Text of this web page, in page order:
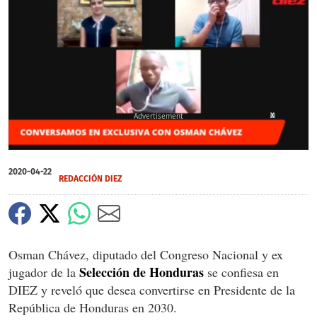
of
2
52
seconds
X
2020-04-22
REDACCIÓN DIEZ
Osman Chávez, diputado del Congreso Nacional y ex
jugador de la Selección de Honduras se confiesa en
DIEZ y reveló que desea convertirse en Presidente de la
República de Honduras en 2030.